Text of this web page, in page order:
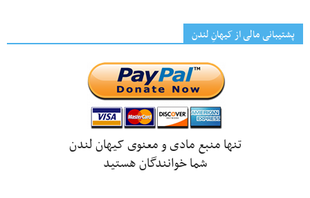
پشتیبانی مالی از کیهانِ لندن
تنها منبع مادی و معنوی کیهان لندن
شما خوانندگان هستید